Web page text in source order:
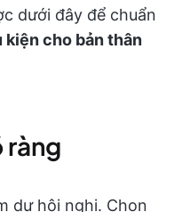
dưới đây để chuẩn
kiện cho bản thân
ràng
dự hội nghị. Chọn